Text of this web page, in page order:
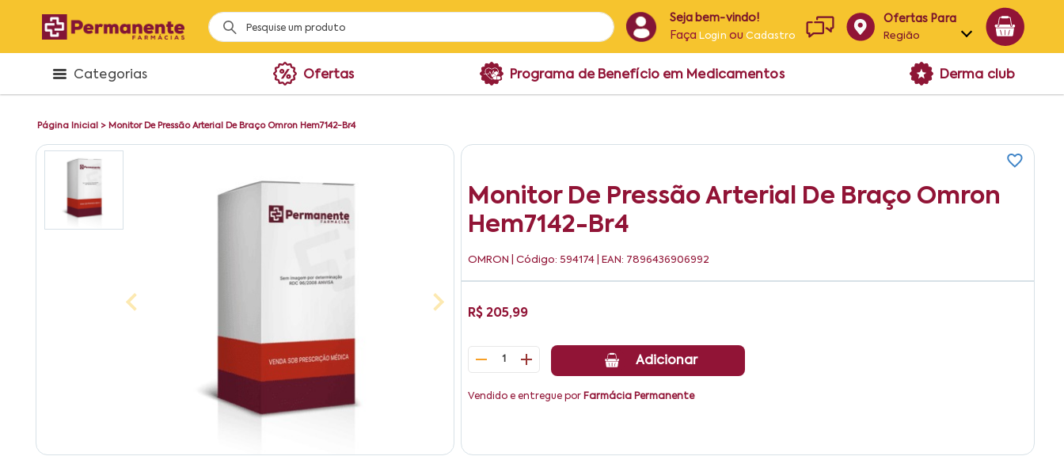
Seja bem-vindo!
Faça Login ouCadastro
Ofertas Para
Região
Alagoas
Categorias Ofertas Programa de Benefício em Medicamentos Derma club
Página Inicial > Monitor De Pressão Arterial De Braço Omron Hem7142-Br4
Monitor De Pressão Arterial De Braço Omron
Hem7142-Br4
OMRON | Código: 594174 | EAN: 7896436906992
R$ 205,99
1 Adicionar
Vendido e entregue por Farmácia Permanente